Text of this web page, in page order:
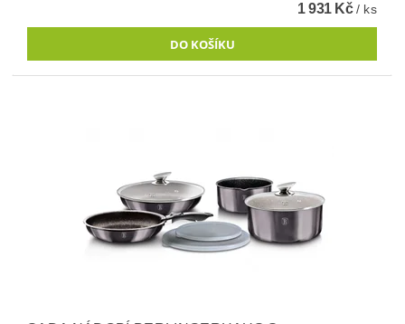
1 931 Kč/ ks